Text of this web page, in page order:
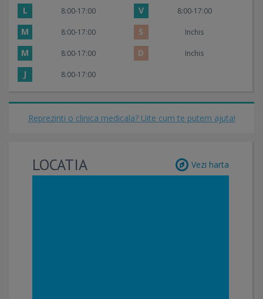
L 8:00-17:00 V 8:00-17:00
M 8:00-17:00 S Inchis
M 8:00-17:00 D Inchis
J 8:00-17:00
Reprezinti o clinica medicala? Uite cum te putem ajuta!
LOCATIA Vezi harta